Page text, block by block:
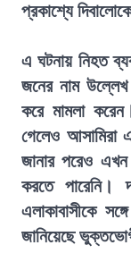
প্রকাশ্যে
এ ঘটনায় নিহত
জনের নাম
করে মামলা
গেলেও আসামিরা
জানার পরেও
করতে পারেনি।
এলাকাবাসীকে
জানিয়েছে